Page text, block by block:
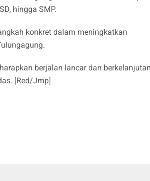
hingga SMP.
konkret dalam meningkatkan
berjalan lancar dan berkelanjutan
[Red/Jmp]